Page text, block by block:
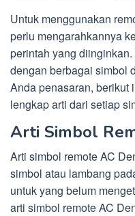
Untuk menggunakan
perlu mengarahkannya
perintah yang
dengan berbagai simbol
Anda penasaran, berikut
lengkap arti dari setiap
Arti Simbol
Arti simbol remote AC
simbol atau lambang
untuk yang belum
arti simbol remote AC